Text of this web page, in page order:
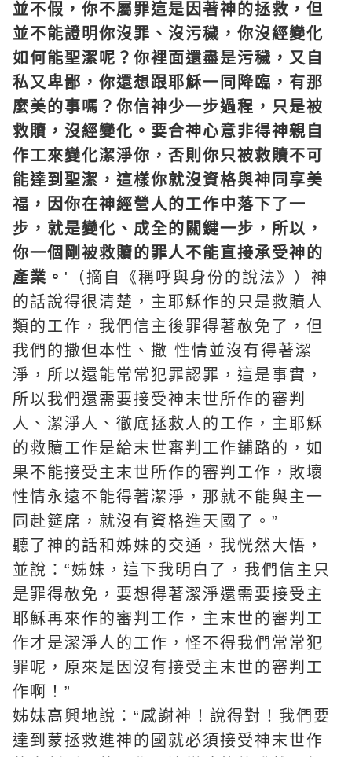
並不假，你不屬罪這是因著神的拯救，但
並不能證明你沒罪、沒污穢，你沒經變化
如何能聖潔呢？你裡面還盡是污穢，又自
私又卑鄙，你還想跟耶穌一同降臨，有那
麼美的事嗎？你信神少一步過程，只是被
救贖，沒經變化。要合神心意非得神親自
作工來變化潔淨你，否則你只被救贖不可
能達到聖潔，這樣你就沒資格與神同享美
福，因你在神經營人的工作中落下了一
步，就是變化、成全的關鍵一步，所以，
你一個剛被救贖的罪人不能直接承受神的
產業。 '（摘自《稱呼與身份的說法》）神
的話說得很清楚，主耶穌作的只是救贖人
類的工作，我們信主後罪得著赦免了，但
我們的撒但本性、撒 性情並沒有得著潔
淨，所以還能常常犯罪認罪，這是事實，
所以我們還需要接受神末世所作的審判
人、潔淨人、徹底拯救人的工作，主耶穌
的救贖工作是給末世審判工作鋪路的，如
果不能接受主末世所作的審判工作，敗壞
性情永遠不能得著潔淨，那就不能與主一
同赴筵席，就沒有資格進天國了。”
聽了神的話和姊妹的交通，我恍然大悟，
並說：“姊妹，這下我明白了，我們信主只
是罪得赦免，要想得著潔淨還需要接受主
耶穌再來作的審判工作，主末世的審判工
作才是潔淨人的工作，怪不得我們常常犯
罪呢，原來是因沒有接受主末世的審判工
作啊！”
姊妹高興地說：“感謝神！說得對！我們要
達到蒙拯救進神的國就必須接受神末世作